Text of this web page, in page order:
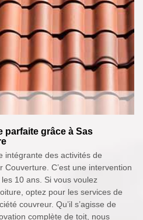
parfaite grâce à Sas
intégrante des activités de
Couverture. C’est une intervention
10 ans. Si vous voulez
optez pour les services de
couvreur. Qu’il s’agisse de
complète de toit, nous